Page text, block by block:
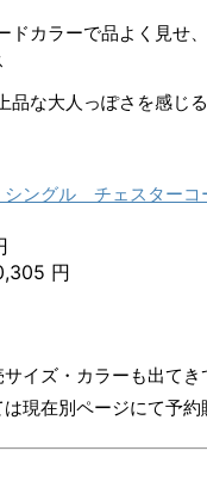
ドカラーで品よく見せ
品な大人っぽさを感じ
ングル チェスターコ
円
イズ・カラーも出てき
現在別ページにて予約